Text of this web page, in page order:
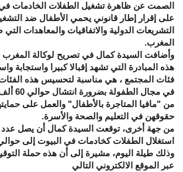
الصمت عن ظاهرة تشغيل الطفلات الخادمات في
على إقرار إطار قانوني يحمي الأطفال ضد
التشريعات الدولية والاتفاقيات والمعاهدات
المغرب.
وأضافت السيدة كمال في تصريح لوكالة المغرب
هذه المبادرة التي تشهد إقبالا كبيرا
فئات المجتمع ، هي مناسبة لتحسيس هذه الفئات
من "مافيا المتاجرة بالأطفال" والعمل على
حقوقهن في التعليم والصحة والأسرة.
من جهة أخرى، توقعت السيدة كمال أن يصل عدد
استغلال الطفلات كخادمات في البيوت إلى حوالي
وذلك طيلة اليوم، مشيرة إلى أن هذه حملة
عبر الموقع الالكتروني التالي